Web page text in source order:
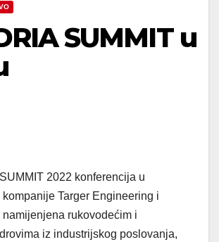
SUMMIT u
2022 konferencija u
Targer Engineering i
rukovodećim i
iz industrijskog poslovanja,